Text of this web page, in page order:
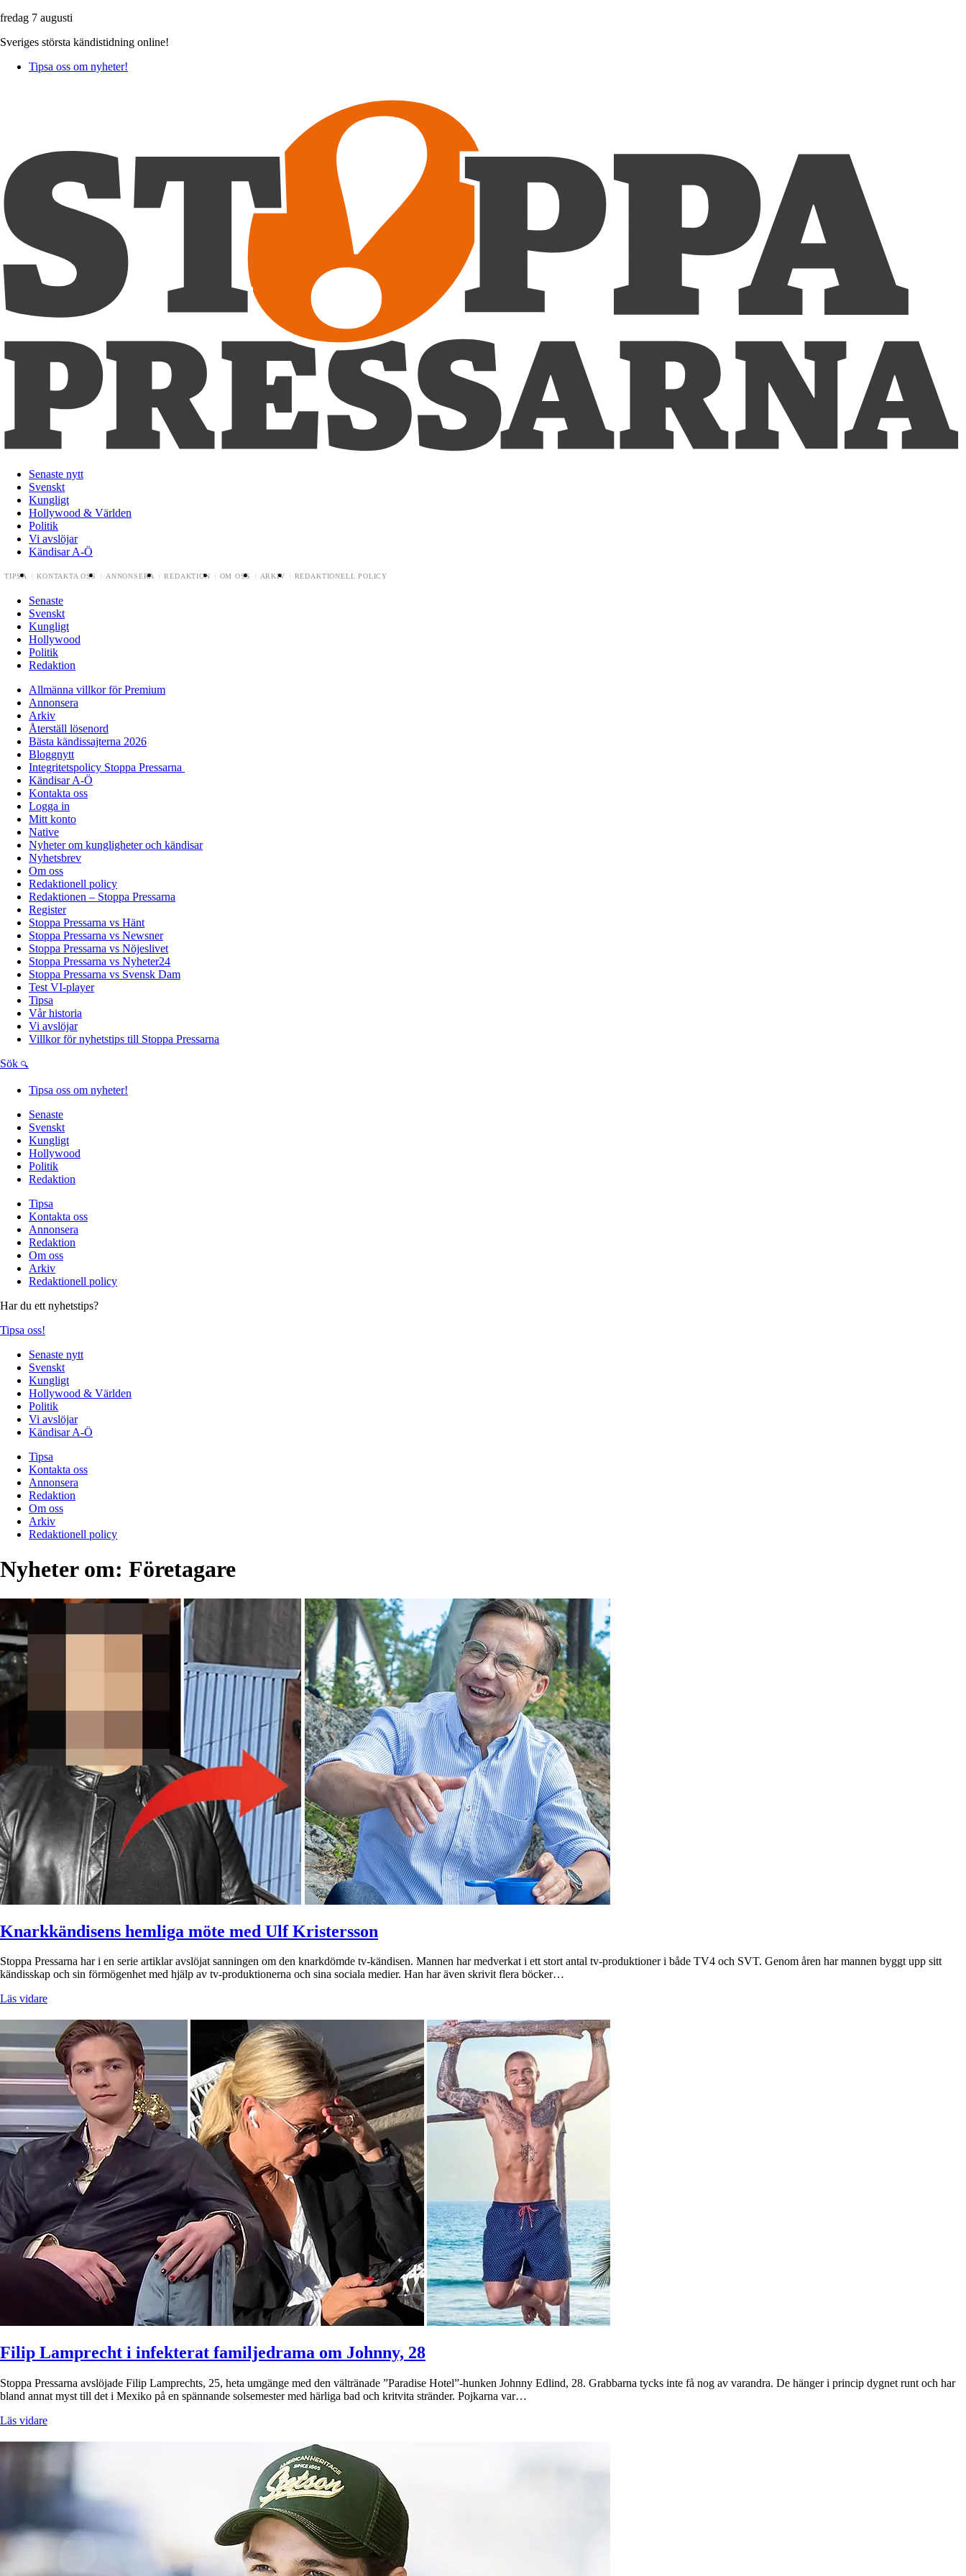
fredag 7 augusti
Sveriges största kändistidning online!
Tipsa oss om nyheter!
Senaste nytt
Svenskt
Kungligt
Hollywood & Världen
Politik
Vi avslöjar
Kändisar A-Ö
TIPSA KONTAKTA OSS ANNONSERA REDAKTION OM OSS ARKIV REDAKTIONELL POLICY
Senaste
Svenskt
Kungligt
Hollywood
Politik
Redaktion
Allmänna villkor för Premium
Annonsera
Arkiv
Återställ lösenord
Bästa kändissajterna 2026
Bloggnytt
Integritetspolicy Stoppa Pressarna
Kändisar A-Ö
Kontakta oss
Logga in
Mitt konto
Native
Nyheter om kungligheter och kändisar
Nyhetsbrev
Om oss
Redaktionell policy
Redaktionen – Stoppa Pressarna
Register
Stoppa Pressarna vs Hänt
Stoppa Pressarna vs Newsner
Stoppa Pressarna vs Nöjeslivet
Stoppa Pressarna vs Nyheter24
Stoppa Pressarna vs Svensk Dam
Test VI-player
Tipsa
Vår historia
Vi avslöjar
Villkor för nyhetstips till Stoppa Pressarna
Sök
Tipsa oss om nyheter!
Senaste
Svenskt
Kungligt
Hollywood
Politik
Redaktion
Tipsa
Kontakta oss
Annonsera
Redaktion
Om oss
Arkiv
Redaktionell policy
Har du ett nyhetstips?
Tipsa oss!
Senaste nytt
Svenskt
Kungligt
Hollywood & Världen
Politik
Vi avslöjar
Kändisar A-Ö
Tipsa
Kontakta oss
Annonsera
Redaktion
Om oss
Arkiv
Redaktionell policy
Nyheter om: Företagare
Knarkkändisens hemliga möte med Ulf Kristersson
Stoppa Pressarna har i en serie artiklar avslöjat sanningen om den knarkdömde tv-kändisen. Mannen har medverkat i ett stort antal tv-produktioner i både TV4 och SVT. Genom åren har mannen byggt upp sitt
kändisskap och sin förmögenhet med hjälp av tv-produktionerna och sina sociala medier. Han har även skrivit flera böcker…
Läs vidare
Filip Lamprecht i infekterat familjedrama om Johnny, 28
Stoppa Pressarna avslöjade Filip Lamprechts, 25, heta umgänge med den vältränade ”Paradise Hotel”-hunken Johnny Edlind, 28. Grabbarna tycks inte få nog av varandra. De hänger i princip dygnet runt och har
bland annat myst till det i Mexiko på en spännande solsemester med härliga bad och kritvita stränder. Pojkarna var…
Läs vidare